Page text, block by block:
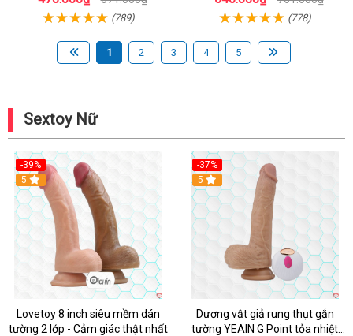
(789) (778)
1 2 3 4 5
Sextoy Nữ
-39%
Hot
5
Lovetoy 8 inch siêu mềm dán
tường 2 lớp - Cảm giác thật nhất
-37%
5
Dương vật giả rung thụt gắn
tường YEAIN G Point tỏa nhiệt